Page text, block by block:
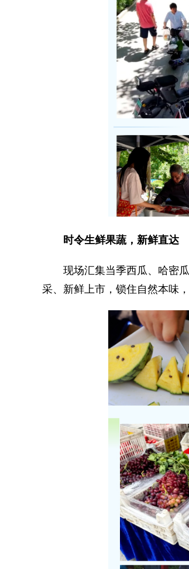
时令生鲜果蔬，新鲜直达
现场汇集当季西瓜、哈密瓜
采、新鲜上市，锁住自然本味